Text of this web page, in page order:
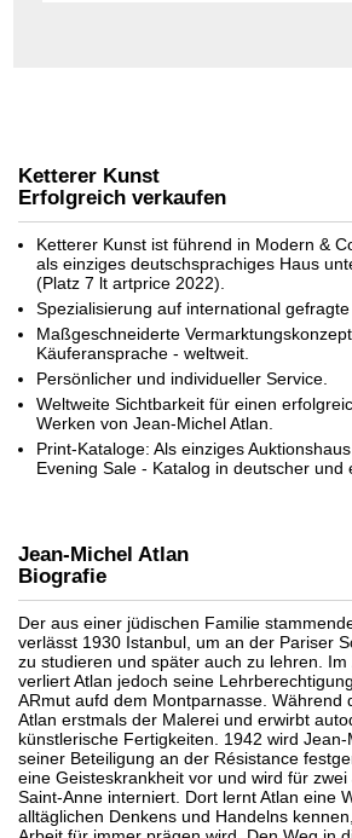
Ketterer Kunst
Erfolgreich verkaufen
Ketterer Kunst ist führend in Modern &
als einziges deutschsprachiges Haus
(Platz 7 lt artprice 2022).
Spezialisierung auf international gefragte
Maßgeschneiderte
Käuferansprache - weltweit.
Persönlicher und individueller Service.
Weltweite Sichtbarkeit für einen
Werken von Jean-Michel Atlan.
Print-Kataloge: Als einziges
Evening Sale - Katalog in deutscher und
Jean-Michel Atlan
Biografie
Der aus einer jüdischen Familie
verlässt 1930 Istanbul, um an der Pariser
zu studieren und später auch zu lehren.
verliert Atlan jedoch seine
ARmut aufd dem Montparnasse. Während
Atlan erstmals der Malerei und erwirbt
künstlerische Fertigkeiten. 1942 wird
seiner Beteiligung an der Résistance
eine Geisteskrankheit vor und wird für
Saint-Anne interniert. Dort lernt Atlan eine
alltäglichen Denkens und Handelns